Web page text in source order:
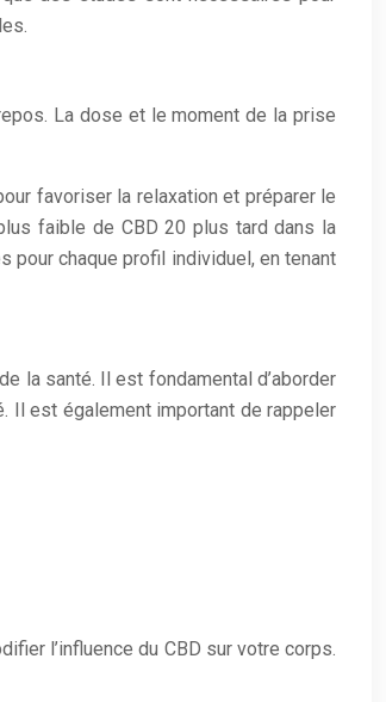
La dose et le moment de la prise
favoriser la relaxation et préparer le
faible de CBD 20 plus tard dans la
chaque profil individuel, en tenant
la santé. Il est fondamental d’aborder
Il est également important de rappeler
l’influence du CBD sur votre corps.